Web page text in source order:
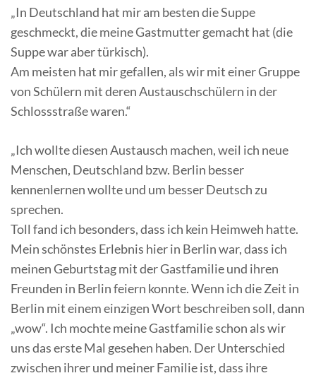
„In Deutschland hat mir am besten die Suppe
geschmeckt, die meine Gastmutter gemacht hat (die
Suppe war aber türkisch).
Am meisten hat mir gefallen, als wir mit einer Gruppe
von Schülern mit deren Austauschschülern in der
Schlossstraße waren.“
„Ich wollte diesen Austausch machen, weil ich neue
Menschen, Deutschland bzw. Berlin besser
kennenlernen wollte und um besser Deutsch zu
sprechen.
Toll fand ich besonders, dass ich kein Heimweh hatte.
Mein schönstes Erlebnis hier in Berlin war, dass ich
meinen Geburtstag mit der Gastfamilie und ihren
Freunden in Berlin feiern konnte. Wenn ich die Zeit in
Berlin mit einem einzigen Wort beschreiben soll, dann
„wow“. Ich mochte meine Gastfamilie schon als wir
uns das erste Mal gesehen haben. Der Unterschied
zwischen ihrer und meiner Familie ist, dass ihre